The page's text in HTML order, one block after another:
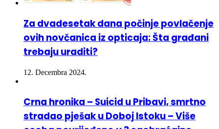
Za dvadesetak dana počinje povlačenje
ovih novčanica iz opticaja: Šta građani
trebaju uraditi?
12. Decembra 2024.
stradao pješak u Doboj Istoku – Više
osoba povrijeđeno u 3 saobraćajne